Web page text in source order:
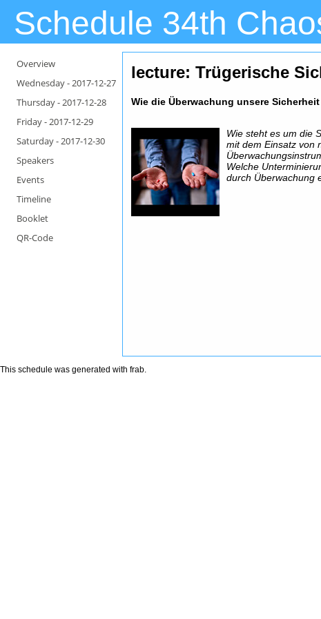
Schedule 34th
Overview
Wednesday -2017-12-27
Thursday -2017-12-28
Friday -2017-12-29
Saturday -2017-12-30
Speakers
Events
Timeline
Booklet
QR-Code
lecture: Trügerische
Wie die Überwachung unsere
Wie steht es um die
mit dem Einsatz von
Welche
durch Überwachung
This schedule was generated with frab.